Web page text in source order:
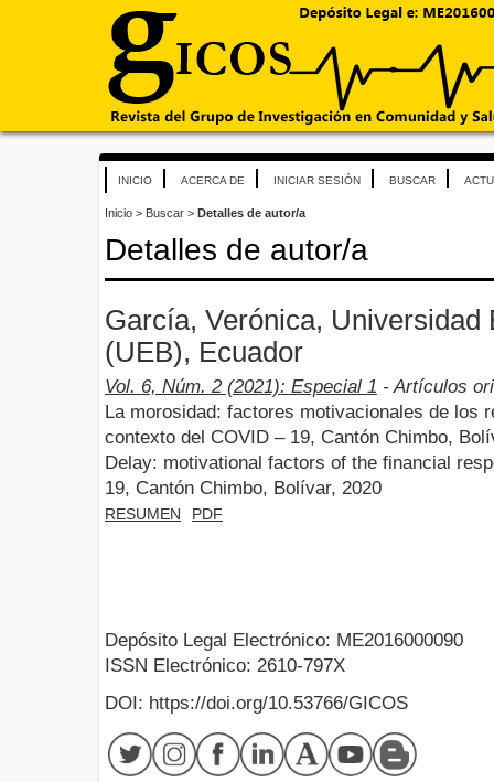
INICIO ACERCA DE INICIAR SESIÓN BUSCAR
Inicio > Buscar > Detalles de autor/a
Detalles de autor/a
García, Verónica, Universidad
(UEB), Ecuador
Vol. 6, Núm. 2 (2021): Especial 1 - Artículos
La morosidad: factores motivacionales de los
contexto del COVID – 19, Cantón Chimbo,
Delay: motivational factors of the financial
19, Cantón Chimbo, Bolívar, 2020
RESUMEN PDF
Depósito Legal Electrónico: ME2016000090
ISSN Electrónico: 2610-797X
DOI: https://doi.org/10.53766/GICOS